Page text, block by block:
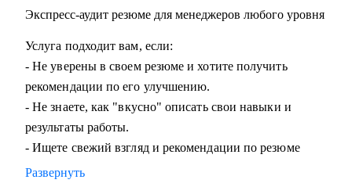
определиться с дальнейшими шагами.
• Тем, кто только стал руководителем: как работать с
командой, выстраивать эффективные процессы,
мотивировать, как работать с заказчиками и
руководителями.
• Опытным руководителям, кто испытывает сложности в
работе с командой или не понимает как дальше расти.
Экспресс-аудит резюме для менеджеров любого уровня
Услуга подходит вам, если:
- Не уверены в своем резюме и хотите получить
рекомендации по его улучшению.
- Не знаете, как "вкусно" описать свои навыки и
результаты работы.
- Ищете свежий взгляд и рекомендации по резюме
Развернуть